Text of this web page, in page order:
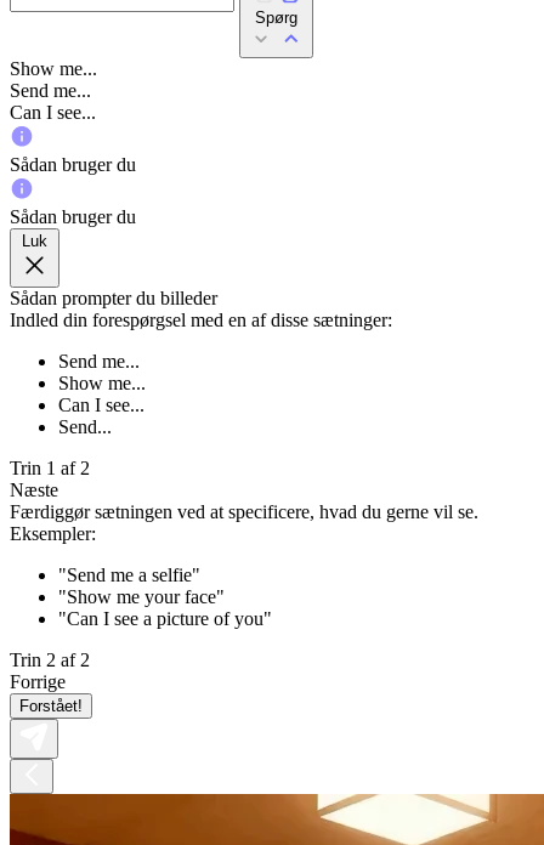
Spørg
Show me...
Send me...
Can I see...
Sådan bruger du
Sådan bruger du
Luk
Sådan prompter du billeder
Indled din forespørgsel med en af disse sætninger:
Send me...
Show me...
Can I see...
Send...
Trin 1 af 2
Næste
Færdiggør sætningen ved at specificere, hvad du gerne vil se.
Eksempler:
"Send me a selfie"
"Show me your face"
"Can I see a picture of you"
Trin 2 af 2
Forrige
Forstået!